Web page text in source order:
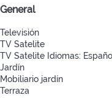
General
Televisión
TV Satelite
TV Satelite Idiomas:
Jardín
Mobiliario jardín
Terraza